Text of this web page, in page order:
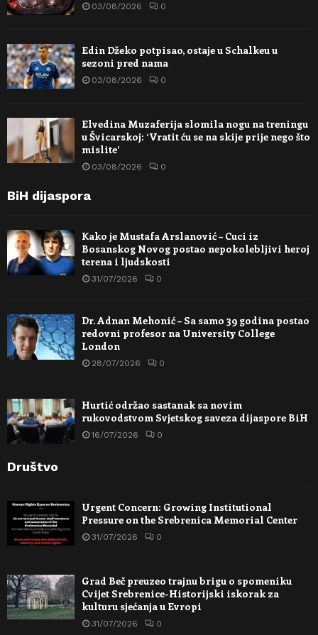
03/08/2026 0
Edin Džeko potpisao, ostaje u Schalkeu u
sezoni pred nama
03/08/2026 0
Elvedina Muzaferija slomila nogu na treningu
u Švicarskoj: ‘Vratit ću se na skije prije nego što
mislite’
03/08/2026 0
BiH dijaspora
Kako je Mustafa Arslanović – Cuci iz
Bosanskog Novog postao nepokolebljivi heroj
terena i ljudskosti
31/07/2026 0
Dr. Adnan Mehonić – Sa samo 39 godina postao
redovni profesor na University College
London
28/07/2026 0
Hurtić održao sastanak sa novim
rukovodstvom Svjetskog saveza dijaspore BiH
16/07/2026 0
Društvo
Urgent Concern: Growing Institutional
Pressure on the Srebrenica Memorial Center
31/07/2026 0
Grad Beč preuzeo trajnu brigu o spomeniku
Cvijet Srebrenice-Historijski iskorak za
kulturu sjećanja u Evropi
31/07/2026 0